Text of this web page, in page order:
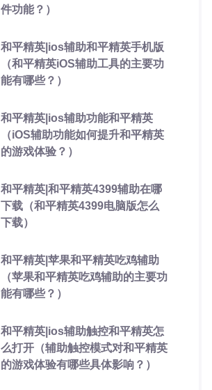
件功能？）
和平精英|ios辅助和平精英手机版
（和平精英iOS辅助工具的主要功
能有哪些？）
和平精英|ios辅助功能和平精英
（iOS辅助功能如何提升和平精英
的游戏体验？）
和平精英|和平精英4399辅助在哪
下载（和平精英4399电脑版怎么
下载）
和平精英|苹果和平精英吃鸡辅助
（苹果和平精英吃鸡辅助的主要功
能有哪些？）
和平精英|ios辅助触控和平精英怎
么打开（辅助触控模式对和平精英
的游戏体验有哪些具体影响？）